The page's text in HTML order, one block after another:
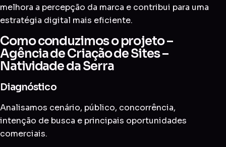
melhora a percepção da marca e contribui para uma
estratégia digital mais eficiente.
Como conduzimos o projeto –
Agência de Criação de Sites –
Natividade da Serra
Diagnóstico
Analisamos cenário, público, concorrência,
intenção de busca e principais oportunidades
comerciais.